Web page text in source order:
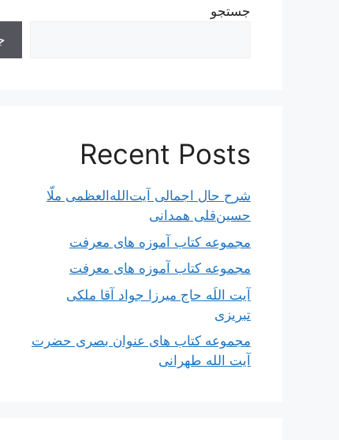
جستجو
Recent Posts
شرح حال اجمالی آیت‌الله‌العظمی ملّا
حسین‌قلی همدانی
مجموعه کتاب آموزه های معرفت
مجموعه کتاب آموزه های معرفت
آیت اللَه حاج میرزا جواد آقا ملکی
تبریزی
مجموعه کتاب های عنوان بصری حضرت
آیت الله طهرانی